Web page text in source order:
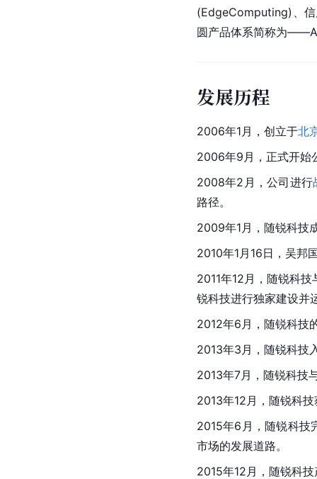
(EdgeComputing)、
圆产品体系简称为
发展历程
2006年1月，创立于北
2006年9月，正式开始
2008年2月，公司进行
路径。
2009年1月，随锐科技
2010年1月16日，吴邦
2011年12月，随锐科技
锐科技进行独家建设并
2012年6月，随锐科技
2013年3月，随锐科技
2013年7月，随锐科技
2013年12月，随锐科
2015年6月，随锐科技
市场的发展道路。
2015年12月，随锐科